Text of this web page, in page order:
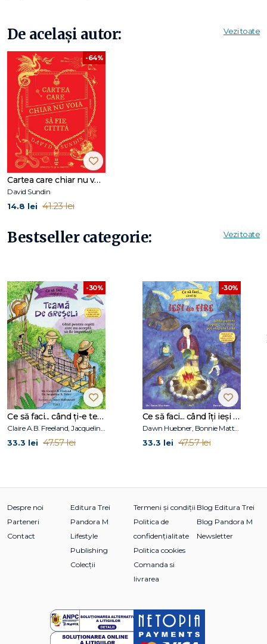
crocodil!
O carte ilustrată neobișnuit de vie, rebelă, magică, scrisă de
un domn mic și amuzant pe nume David Sundin.
De același autor: Vezi toate
-64%
Cartea care chiar nu voia să fie citită
David Sundin
14.8 lei 41.23 lei
Bestseller categorie: Vezi toate
-30%
Ce să faci... când ți-e teamă de greșeli. Ghid pentru copiii care nu acceptă să fie imperfecți
33.3 lei 47.57 lei
-30%
Ce să faci... când îţi ieşi din fire. Ghid pentru copiii care nu-şi pot stăpâni furia
33.3 lei 47.57 lei
Despre noi
Parteneri
Contact
Editura Trei
Pandora M
Lifestyle
Publishing
Colecții
Termeni și condiții
Politica de
confidențialitate
Politica cookies
Comanda si
livrarea
Blog Editura Trei
Blog Pandora M
Newsletter